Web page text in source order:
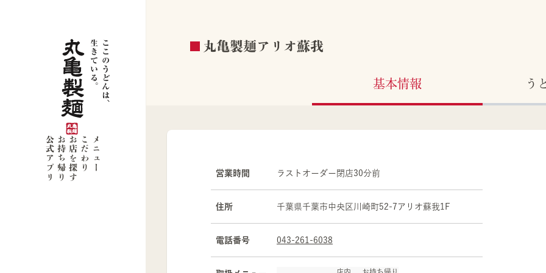
メニュー
こだわり
お店を探す
お持ち帰り
公式アプリ
丸亀製麺アリオ蘇我
基本情報 う
営業時間 ラストオーダー閉店30分前
住所 千葉県千葉市 中央区 川崎町52-7アリオ蘇我1F
電話番号 043-261-6038